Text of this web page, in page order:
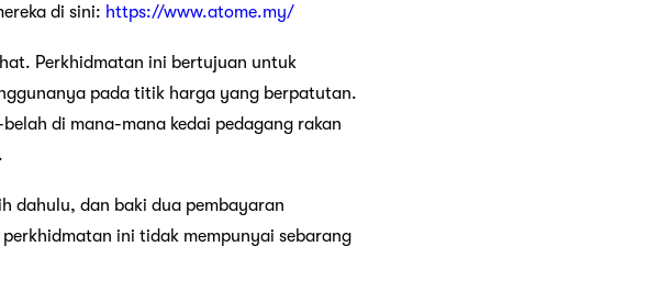
di sini: https://www.atome.my/
Perkhidmatan ini bertujuan untuk
pada titik harga yang berpatutan.
di mana-mana kedai pedagang rakan
dahulu, dan baki dua pembayaran
ini tidak mempunyai sebarang